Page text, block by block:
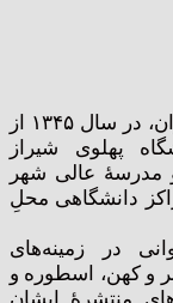
مهدی سررشته‌داری، متولد سال ۱۳۲۷، تهران، در سال ۱۳۴۵ از
پهلوی شیراز
مدرسۀ عالی شهر
دانشگاهی محلِ
در زمینه‌های
و کهن، اسطوره و
منتشرۀ ایشان